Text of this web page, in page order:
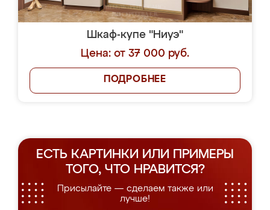
Шкаф-купе "Ниуэ"
Цена: от 37 000 руб.
ПОДРОБНЕЕ
ЕСТЬ КАРТИНКИ ИЛИ ПРИМЕРЫ
ТОГО, ЧТО НРАВИТСЯ?
Присылайте — сделаем также или
лучше!